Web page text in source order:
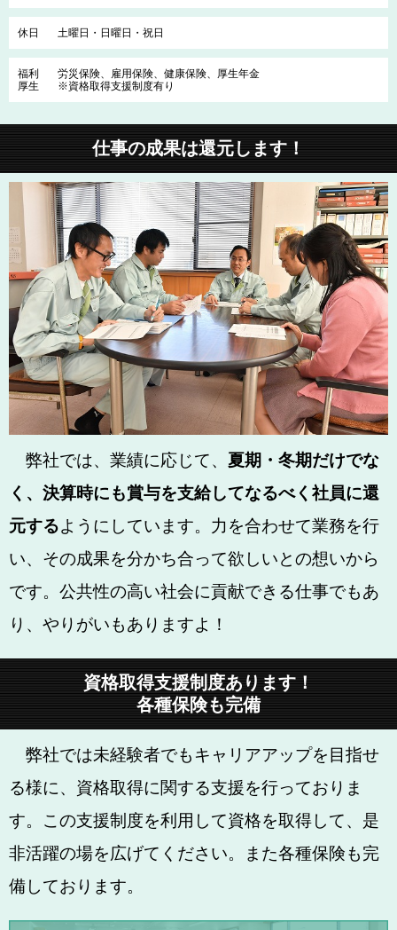
休日 土曜日・日曜日・祝日
福利
厚生
労災保険、雇用保険、健康保険、厚生年金
※資格取得支援制度有り
仕事の成果は還元します！
弊社では、業績に応じて、 夏期・冬期だけでな
く、決算時にも賞与を支給してなるべく社員に還
元するようにしています。力を合わせて業務を行
い、その成果を分かち合って欲しいとの想いから
です。公共性の高い社会に貢献できる仕事でもあ
り、やりがいもありますよ！
資格取得支援制度あります！
各種保険も完備
弊社では未経験者でもキャリアアップを目指せ
る様に、資格取得に関する支援を行っておりま
す。この支援制度を利用して資格を取得して、是
非活躍の場を広げてください。また各種保険も完
備しております。